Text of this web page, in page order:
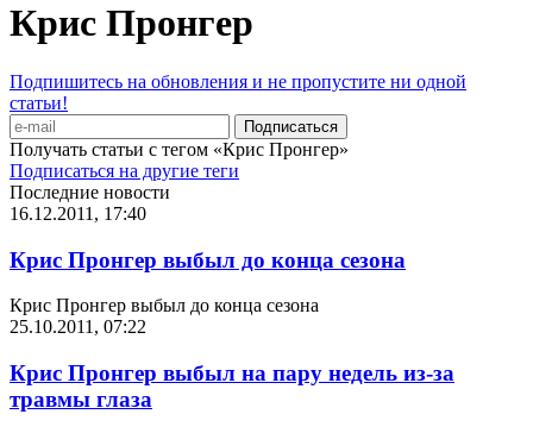
Крис Пронгер
Подпишитесь на обновления и не пропустите ни одной
статьи!
Получать статьи с тегом «Крис Пронгер»
Подписаться на другие теги
Последние новости
16.12.2011, 17:40
Крис Пронгер выбыл до конца сезона
Крис Пронгер выбыл до конца сезона
25.10.2011, 07:22
Крис Пронгер выбыл на пару недель из-за
травмы глаза